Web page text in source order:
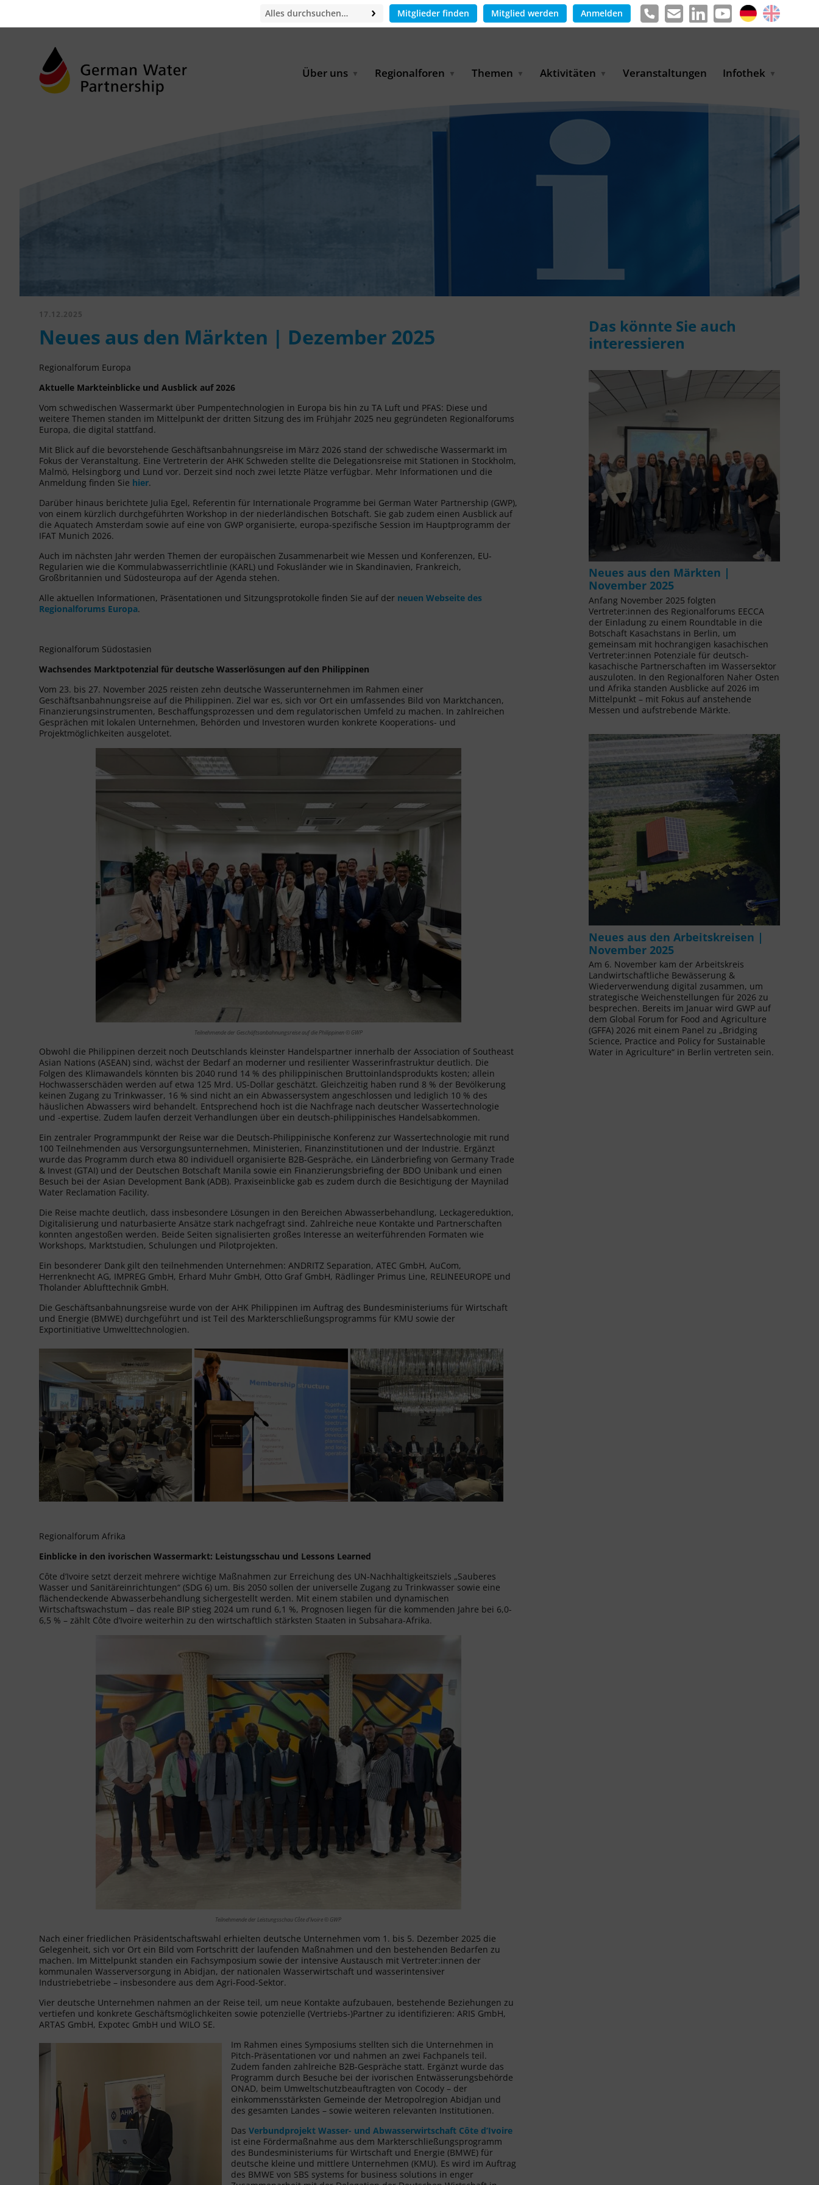
Mitglieder finden Mitglied werden Anmelden
Über uns Regionalforen Themen
Industriewasserwirtschaft
Aktivitäten
für KMU
Auslandsmessen
und Transferprojekt
Umweltschutz
Veranstaltungen Infothek
Informationen
17.12.2025
Neues aus den Märkten | Dezember 2025
Regionalforum Europa
Aktuelle Markteinblicke und Ausblick auf 2026
Vom schwedischen Wassermarkt über Pumpentechnologien in Europa bis hin zu TA Luft und PFAS: Diese und
weitere Themen standen im Mittelpunkt der dritten Sitzung des im Frühjahr 2025 neu gegründeten Regionalforums
Europa, die digital stattfand.
Mit Blick auf die bevorstehende Geschäftsanbahnungsreise im März 2026 stand der schwedische Wassermarkt im
Fokus der Veranstaltung. Eine Vertreterin der AHK Schweden stellte die Delegationsreise mit Stationen in Stockholm,
Malmö, Helsingborg und Lund vor. Derzeit sind noch zwei letzte Plätze verfügbar. Mehr Informationen und die
Anmeldung finden Sie hier.
Darüber hinaus berichtete Julia Egel, Referentin für Internationale Programme bei German Water Partnership (GWP),
von einem kürzlich durchgeführten Workshop in der niederländischen Botschaft. Sie gab zudem einen Ausblick auf
die Aquatech Amsterdam sowie auf eine von GWP organisierte, europa-spezifische Session im Hauptprogramm der
IFAT Munich 2026.
Auch im nächsten Jahr werden Themen der europäischen Zusammenarbeit wie Messen und Konferenzen, EU-
Regularien wie die Kommulabwasserrichtlinie (KARL) und Fokusländer wie in Skandinavien, Frankreich,
Großbritannien und Südosteuropa auf der Agenda stehen.
Alle aktuellen Informationen, Präsentationen und Sitzungsprotokolle finden Sie auf der neuen Webseite des
Regionalforums Europa.
Regionalforum Südostasien
Wachsendes Marktpotenzial für deutsche Wasserlösungen auf den Philippinen
Vom 23. bis 27. November 2025 reisten zehn deutsche Wasserunternehmen im Rahmen einer
Geschäftsanbahnungsreise auf die Philippinen. Ziel war es, sich vor Ort ein umfassendes Bild von Marktchancen,
Finanzierungsinstrumenten, Beschaffungsprozessen und dem regulatorischen Umfeld zu machen. In zahlreichen
Gesprächen mit lokalen Unternehmen, Behörden und Investoren wurden konkrete Kooperations- und
Projektmöglichkeiten ausgelotet.
Teilnehmende der Geschäftsanbahnungsreise auf die Philippinen © GWP
Obwohl die Philippinen derzeit noch Deutschlands kleinster Handelspartner innerhalb der Association of Southeast
Asian Nations (ASEAN) sind, wächst der Bedarf an moderner und resilienter Wasserinfrastruktur deutlich. Die
Folgen des Klimawandels könnten bis 2040 rund 14 % des philippinischen Bruttoinlandsprodukts kosten; allein
Hochwasserschäden werden auf etwa 125 Mrd. US-Dollar geschätzt. Gleichzeitig haben rund 8 % der Bevölkerung
keinen Zugang zu Trinkwasser, 16 % sind nicht an ein Abwassersystem angeschlossen und lediglich 10 % des
häuslichen Abwassers wird behandelt. Entsprechend hoch ist die Nachfrage nach deutscher Wassertechnologie
und -expertise. Zudem laufen derzeit Verhandlungen über ein deutsch-philippinisches Handelsabkommen.
Ein zentraler Programmpunkt der Reise war die Deutsch-Philippinische Konferenz zur Wassertechnologie mit rund
100 Teilnehmenden aus Versorgungsunternehmen, Ministerien, Finanzinstitutionen und der Industrie. Ergänzt
wurde das Programm durch etwa 80 individuell organisierte B2B-Gespräche, ein Länderbriefing von Germany Trade
& Invest (GTAI) und der Deutschen Botschaft Manila sowie ein Finanzierungsbriefing der BDO Unibank und einen
Besuch bei der Asian Development Bank (ADB). Praxiseinblicke gab es zudem durch die Besichtigung der Maynilad
Water Reclamation Facility.
Die Reise machte deutlich, dass insbesondere Lösungen in den Bereichen Abwasserbehandlung, Leckagereduktion,
Digitalisierung und naturbasierte Ansätze stark nachgefragt sind. Zahlreiche neue Kontakte und Partnerschaften
konnten angestoßen werden. Beide Seiten signalisierten großes Interesse an weiterführenden Formaten wie
Workshops, Marktstudien, Schulungen und Pilotprojekten.
Ein besonderer Dank gilt den teilnehmenden Unternehmen: ANDRITZ Separation, ATEC GmbH, AuCom,
Herrenknecht AG, IMPREG GmbH, Erhard Muhr GmbH, Otto Graf GmbH, Rädlinger Primus Line, RELINEEUROPE und
Tholander Ablufttechnik GmbH.
Die Geschäftsanbahnungsreise wurde von der AHK Philippinen im Auftrag des Bundesministeriums für Wirtschaft
und Energie (BMWE) durchgeführt und ist Teil des Markterschließungsprogramms für KMU sowie der
Exportinitiative Umwelttechnologien.
Regionalforum Afrika
Einblicke in den ivorischen Wassermarkt: Leistungsschau und Lessons Learned
Côte d’Ivoire setzt derzeit mehrere wichtige Maßnahmen zur Erreichung des UN-Nachhaltigkeitsziels „Sauberes
Wasser und Sanitäreinrichtungen“ (SDG 6) um. Bis 2050 sollen der universelle Zugang zu Trinkwasser sowie eine
flächendeckende Abwasserbehandlung sichergestellt werden. Mit einem stabilen und dynamischen
Wirtschaftswachstum – das reale BIP stieg 2024 um rund 6,1 %, Prognosen liegen für die kommenden Jahre bei 6,0-
6,5 % – zählt Côte d’Ivoire weiterhin zu den wirtschaftlich stärksten Staaten in Subsahara-Afrika.
Teilnehmende der Leistungsschau Côte d’Ivoire © GWP
Nach einer friedlichen Präsidentschaftswahl erhielten deutsche Unternehmen vom 1. bis 5. Dezember 2025 die
Gelegenheit, sich vor Ort ein Bild vom Fortschritt der laufenden Maßnahmen und den bestehenden Bedarfen zu
machen. Im Mittelpunkt standen ein Fachsymposium sowie der intensive Austausch mit Vertreter:innen der
kommunalen Wasserversorgung in Abidjan, der nationalen Wasserwirtschaft und wasserintensiver
Industriebetriebe – insbesondere aus dem Agri-Food-Sektor.
Vier deutsche Unternehmen nahmen an der Reise teil, um neue Kontakte aufzubauen, bestehende Beziehungen zu
vertiefen und konkrete Geschäftsmöglichkeiten sowie potenzielle (Vertriebs-)Partner zu identifizieren: ARIS GmbH,
ARTAS GmbH, Expotec GmbH und WILO SE.
Im Rahmen eines Symposiums stellten sich die Unternehmen in
Pitch-Präsentationen vor und nahmen an zwei Fachpanels teil.
Zudem fanden zahlreiche B2B-Gespräche statt. Ergänzt wurde das
Programm durch Besuche bei der ivorischen Entwässerungsbehörde
ONAD, beim Umweltschutzbeauftragten von Cocody – der
einkommensstärksten Gemeinde der Metropolregion Abidjan und
des gesamten Landes – sowie weiteren relevanten Institutionen.
Das Verbundprojekt Wasser- und Abwasserwirtschaft Côte d’Ivoire
ist eine Fördermaßnahme aus dem Markterschließungsprogramm
des Bundesministeriums für Wirtschaft und Energie (BMWE) für
deutsche kleine und mittlere Unternehmen (KMU). Es wird im Auftrag
des BMWE von SBS systems for business solutions in enger
Das könnte Sie auch
interessieren
Neues aus den Märkten |
November 2025
Anfang November 2025 folgten
Vertreter:innen des Regionalforums EECCA
der Einladung zu einem Roundtable in die
Botschaft Kasachstans in Berlin, um
gemeinsam mit hochrangigen kasachischen
Vertreter:innen Potenziale für deutsch-
kasachische Partnerschaften im Wassersektor
auszuloten. In den Regionalforen Naher Osten
und Afrika standen Ausblicke auf 2026 im
Mittelpunkt – mit Fokus auf anstehende
Messen und aufstrebende Märkte.
Neues aus den Arbeitskreisen |
November 2025
Am 6. November kam der Arbeitskreis
Landwirtschaftliche Bewässerung &
Wiederverwendung digital zusammen, um
strategische Weichenstellungen für 2026 zu
besprechen. Bereits im Januar wird GWP auf
dem Global Forum for Food and Agriculture
(GFFA) 2026 mit einem Panel zu „Bridging
Science, Practice and Policy for Sustainable
Water in Agriculture“ in Berlin vertreten sein.